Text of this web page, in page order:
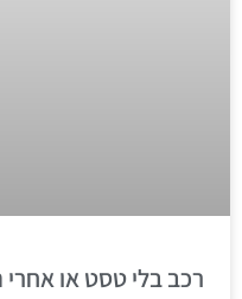
רכב בלי טסט או אחרי